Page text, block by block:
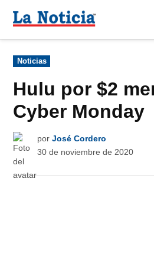
Para mantenerte informado
Donar
contenido
Noticia
Publicado
en
Noticias
Hulu por $2
Cyber Monday
por José Cordero
30 de noviembre de 2020